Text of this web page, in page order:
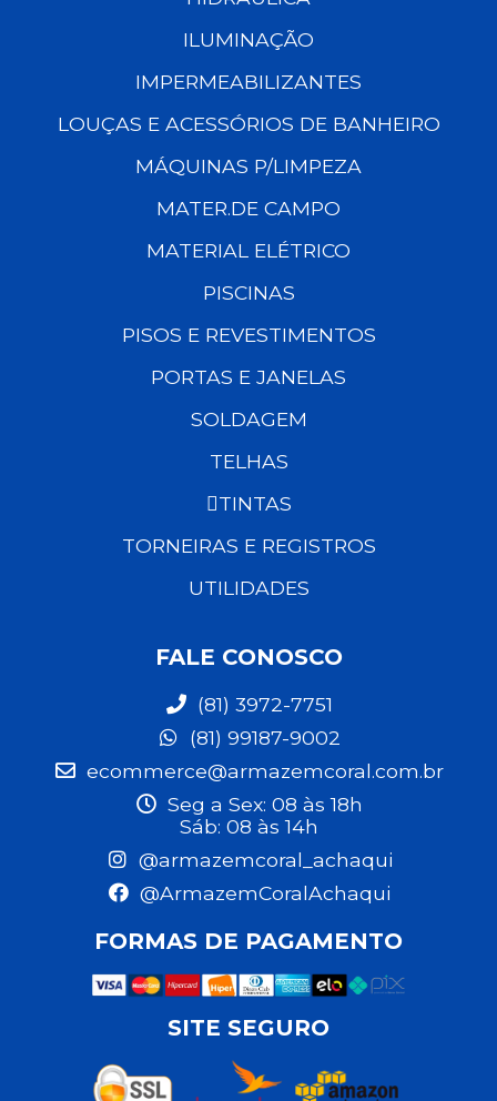
ILUMINAÇÃO
IMPERMEABILIZANTES
LOUÇAS E ACESSÓRIOS DE BANHEIRO
MÁQUINAS P/LIMPEZA
MATER.DE CAMPO
MATERIAL ELÉTRICO
PISCINAS
PISOS E REVESTIMENTOS
PORTAS E JANELAS
SOLDAGEM
TELHAS
TINTAS
TORNEIRAS E REGISTROS
UTILIDADES
FALE CONOSCO
(81) 3972-7751
(81) 99187-9002
ecommerce@armazemcoral.com.br
Seg a Sex: 08 às 18h
Sáb: 08 às 14h
@armazemcoral_achaqui
@ArmazemCoralAchaqui
FORMAS DE PAGAMENTO
SITE SEGURO